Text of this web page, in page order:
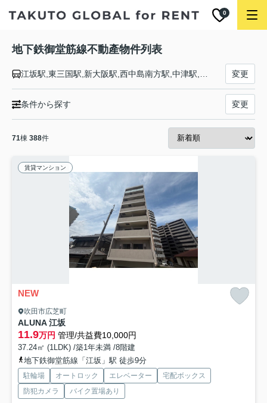
0
地下鉄御堂筋線不動產物件列表
変更
条件から探す 変更
71棟 388件
賃貸マンション
NEW
吹田市広芝町
ALUNA 江坂
11.9万円 管理/共益費10,000円
37.24㎡ (1LDK) /築1年未満 /8階建
地下鉄御堂筋線「江坂」駅 徒歩9分
駐輪場 オートロック エレベーター
宅配ボックス
防犯カメラ
バイク置場あり